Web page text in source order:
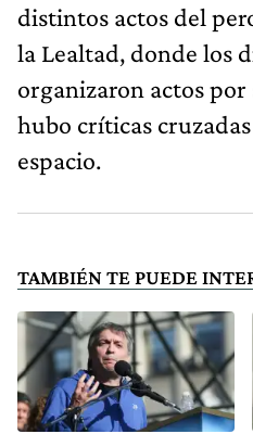
distintos actos del
la Lealtad, donde los
organizaron actos por
hubo críticas
espacio.
TAMBIÉN TE PUEDE